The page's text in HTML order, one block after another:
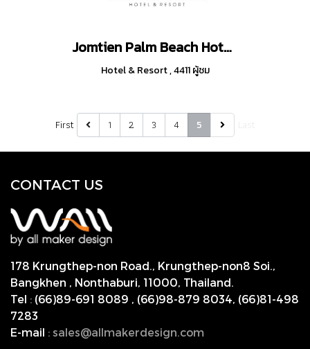
Jomtien Palm Beach Hotel And Resort
Hotel & Resort,4411 ผู้ชม
First 1 2 3 4 5
CONTACT US
178 Krungthep-non Road., Krungthep-non8 Soi.,
Bangkhen , Nonthaburi, 11000, Thailand.
Tel : (66)89-691 8089 , (66)98-879 8034, (66)81-498
7283
E-mail : sales@allmakerdesign.com